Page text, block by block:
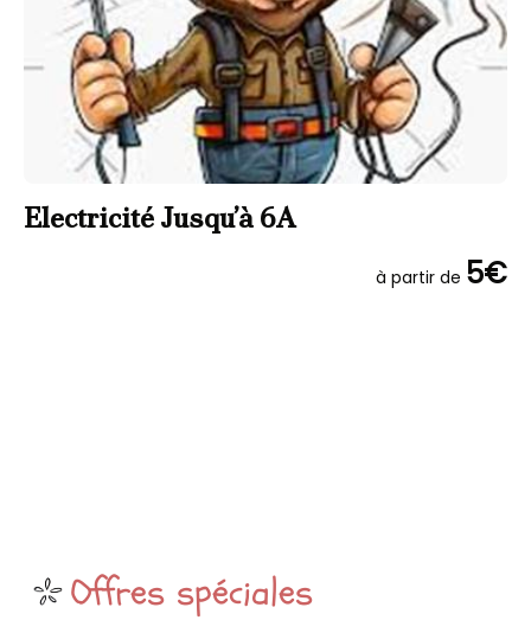
Electricité Jusqu’à 6A
à partir de 5€
Offres spéciales